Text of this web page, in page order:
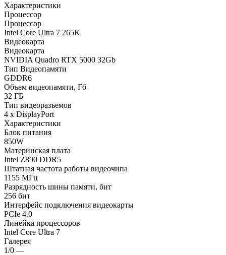
Характеристики
Процессор
Процессор
Intel Core Ultra 7 265K
Видеокарта
Видеокарта
NVIDIA Quadro RTX 5000 32Gb
Тип Видеопамяти
GDDR6
Объем видеопамяти, Гб
32 ГБ
Тип видеоразъемов
4 x DisplayPort
Характеристики
Блок питания
850W
Материнская плата
Intel Z890 DDR5
Штатная частота работы видеочипа
1155 МГц
Разрядность шины памяти, бит
256 бит
Интерфейс подключения видеокарты
PCIe 4.0
Линейка процессоров
Intel Core Ultra 7
Галерея
1/0 —